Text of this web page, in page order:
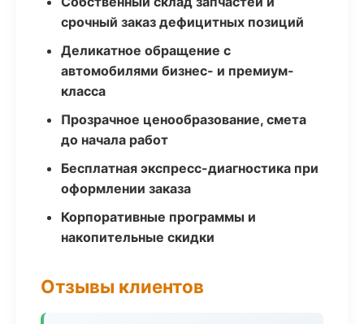
срочный заказ дефицитных позиций
Деликатное обращение с
автомобилями бизнес- и премиум-
класса
Прозрачное ценообразование, смета
до начала работ
Бесплатная экспресс-диагностика при
оформлении заказа
Корпоративные программы и
накопительные скидки
Отзывы клиентов